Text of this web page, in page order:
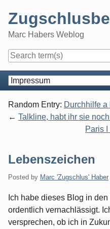
content
Marc Habers Weblog
Navigation
Random Entry: Durchhilfe a
Talkline, habt ihr sie
Paris
Lebenszeichen
Posted by Marc 'Zugschlus' Haber
Ich habe dieses Blog in
ordentlich vernachlässigt.
versprechen, ob ich in